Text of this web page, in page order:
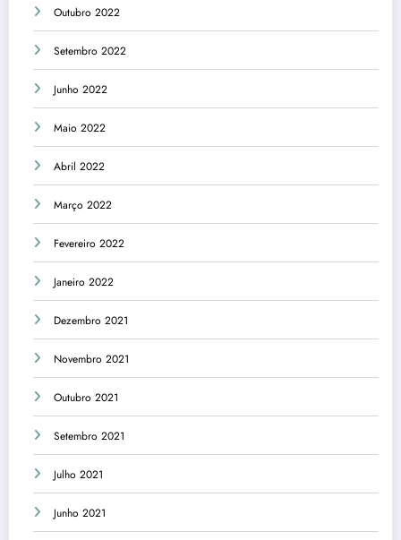
Outubro 2022
Setembro 2022
Junho 2022
Maio 2022
Abril 2022
Março 2022
Fevereiro 2022
Janeiro 2022
Dezembro 2021
Novembro 2021
Outubro 2021
Setembro 2021
Julho 2021
Junho 2021